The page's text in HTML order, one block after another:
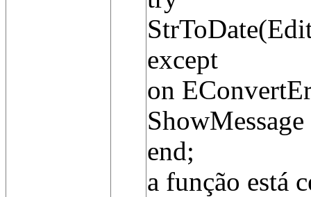
except
on
end;
a função está